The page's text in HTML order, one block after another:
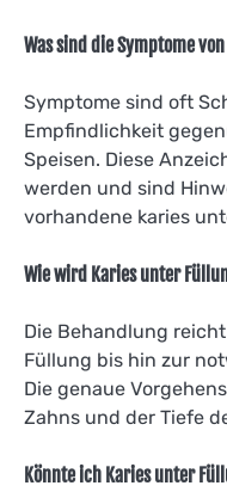
Was sind die Symptome
Symptome sind oft
Empfindlichkeit
Speisen. Diese
werden und sind
vorhandene karies
Wie wird Karies unter
Die Behandlung
Füllung bis hin zur
Die genaue
Zahns und der Tiefe
Könnte ich Karies unter